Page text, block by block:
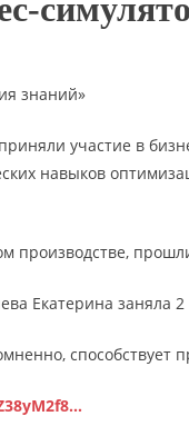
знаний»
участие в
навыков
производстве,
Екатерина заняла
способствует